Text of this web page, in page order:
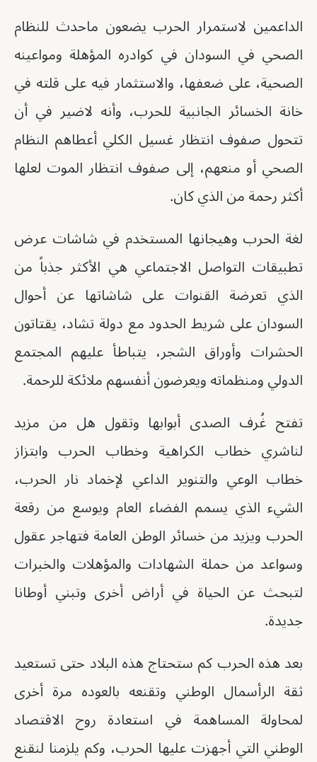
الداعمين لاستمرار الحرب يضعون ماحدث للنظام
الصحي في السودان في كوادره المؤهلة ومواعينه
الصحية، على ضعفها، والاستثمار فيه على قلته في
خانة الخسائر الجانبية للحرب، وأنه لاضير في أن
تتحول صفوف انتظار غسيل الكلي أعطاهم النظام
الصحي أو منعهم، إلى صفوف انتظار الموت لعلها
أكثر رحمة من الذي كان.
لغة الحرب وهيجانها المستخدم في شاشات عرض
تطبيقات التواصل الاجتماعي هي الأكثر جذباً من
الذي تعرضة القنوات على شاشاتها عن أحوال
السودان على شريط الحدود مع دولة تشاد، يقتاتون
الحشرات وأوراق الشجر، يتباطأ عليهم المجتمع
الدولي ومنظماته ويعرضون أنفسهم ملائكة للرحمة.
تفتح غُرف الصدى أبوابها وتقول هل من مزيد
لناشري خطاب الكراهية وخطاب الحرب وابتزاز
خطاب الوعي والتنوير الداعي لإخماد نار الحرب،
الشيء الذي يسمم الفضاء العام ويوسع من رقعة
الحرب ويزيد من خسائر الوطن العامة فتهاجر عقول
وسواعد من حملة الشهادات والمؤهلات والخبرات
لتبحث عن الحياة في أراض أخرى وتبني أوطانا
جديدة.
بعد هذه الحرب كم ستحتاج هذه البلاد حتى تستعيد
ثقة الرأسمال الوطني وتقنعه بالعوده مرة أخرى
لمحاولة المساهمة في استعادة روح الاقتصاد
الوطني التي أجهزت عليها الحرب، وكم يلزمنا لنقنع